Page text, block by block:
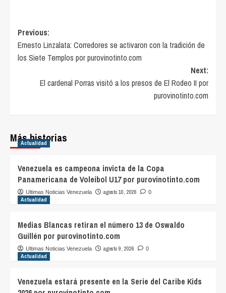
Post
navigation
Previous:
Ernesto Linzalata: Corredores se activaron con la tradición de
los Siete Templos por purovinotinto.com
Next:
El cardenal Porras visitó a los presos de El Rodeo II por
purovinotinto.com
Más historias
Actualidad
Venezuela es campeona invicta de la Copa
Panamericana de Voleibol U17 por purovinotinto.com
Ultimas Noticias Venezuela agosto 10, 2026 0
Actualidad
Medias Blancas retiran el número 13 de Oswaldo
Guillén por purovinotinto.com
Ultimas Noticias Venezuela agosto 9, 2026 0
Actualidad
Venezuela estará presente en la Serie del Caribe Kids